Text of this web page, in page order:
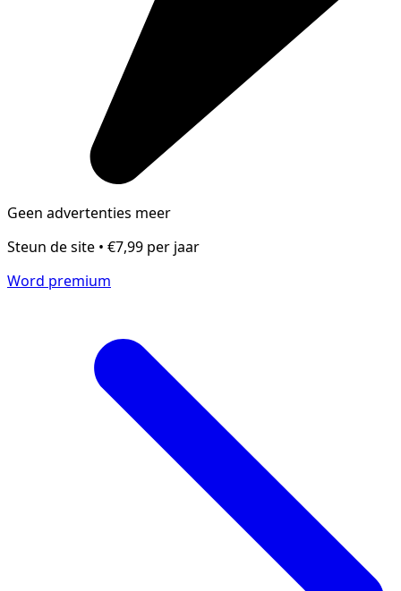
Geen advertenties meer
Steun de site • €7,99 per jaar
Word premium